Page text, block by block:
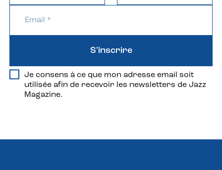
Je consens à ce que mon adresse email soit
utilisée afin de recevoir les newsletters de Jazz
Magazine.
S'inscrire